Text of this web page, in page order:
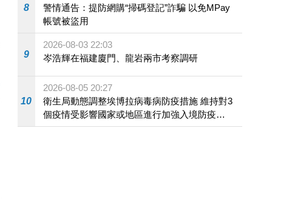
8
警情通告：提防網購“掃碼登記”詐騙 以免MPay
帳號被盜用
9
2026-08-03 22:03
岑浩輝在福建廈門、龍岩兩市考察調研
10
2026-08-05 20:27
衛生局動態調整埃博拉病毒病防疫措施 維持對3
個疫情受影響國家或地區進行加強入境防疫措
施